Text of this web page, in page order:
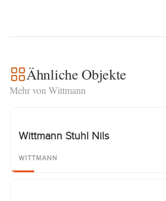
Ähnliche Objekte
Mehr von Wittmann
Wittmann Stuhl Nils
WITTMANN